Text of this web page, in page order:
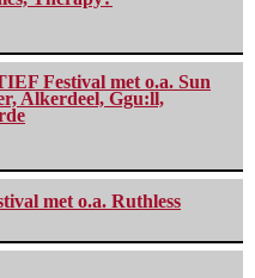
Festival met o.a. Sun
Alkerdeel, Ggu:ll,
met o.a. Ruthless